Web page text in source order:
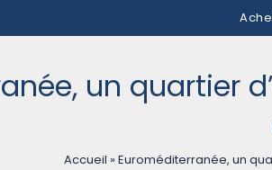
un quartier
Accueil »Euroméditerranée, un